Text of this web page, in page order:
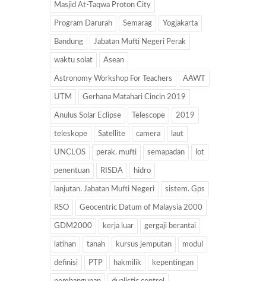
Masjid At-Taqwa Proton City
Program Darurah Semarag Yogjakarta
Bandung Jabatan Mufti Negeri Perak
waktu solat Asean
Astronomy Workshop For Teachers AAWT
UTM Gerhana Matahari Cincin 2019
Anulus Solar Eclipse Telescope 2019
teleskope Satellite camera laut
UNCLOS perak. mufti semapadan lot
penentuan RISDA hidro
lanjutan. Jabatan Mufti Negeri sistem. Gps
RSO Geocentric Datum of Malaysia 2000
GDM2000 kerja luar gergaji berantai
latihan tanah kursus jemputan modul
definisi PTP hakmilik kepentingan